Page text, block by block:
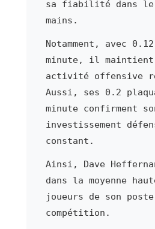
sa fiabilité dans le
mains.
Notamment, avec
minute, il maintient
activité offensive
Aussi, ses 0.2
minute confirment
investissement
constant.
Ainsi, Dave
dans la moyenne
joueurs de son
compétition.